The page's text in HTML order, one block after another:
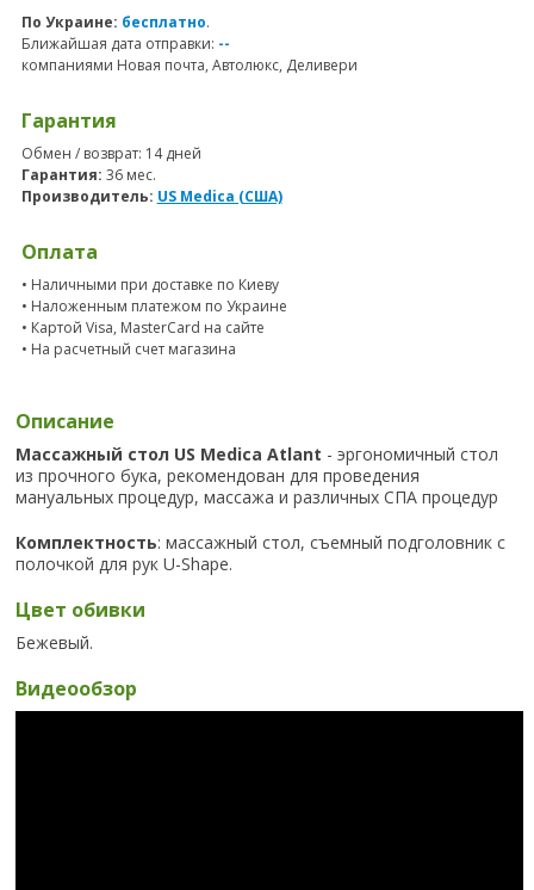
По Украине: бесплатно.
Ближайшая дата отправки: --
компаниями Новая почта, Автолюкс, Деливери
Гарантия
Обмен / возврат: 14 дней
Гарантия: 36 мес.
Производитель: US Medica (США)
Оплата
• Наличными при доставке по Киеву
• Наложенным платежом по Украине
• Картой Visa, MasterCard на сайте
• На расчетный счет магазина
Описание
Массажный стол US Medica Atlant - эргономичный стол
из прочного бука, рекомендован для проведения
мануальных процедур, массажа и различных СПА процедур
Комплектность: массажный стол, съемный подголовник с
полочкой для рук U-Shape.
Цвет обивки
Бежевый.
Видеообзор